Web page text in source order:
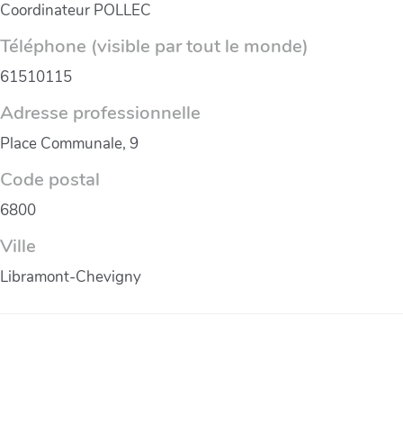
Coordinateur POLLEC
Téléphone (visible par tout le monde)
61510115
Adresse professionnelle
Place Communale, 9
Code postal
6800
Ville
Libramont-Chevigny